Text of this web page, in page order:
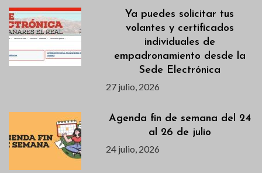
Ya puedes solicitar tus
volantes y certificados
individuales de
empadronamiento desde la
Sede Electrónica
27 julio, 2026
Agenda fin de semana del 24
al 26 de julio
24 julio, 2026